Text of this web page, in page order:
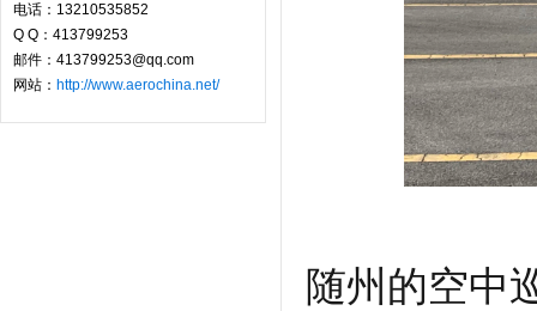
电话：13210535852
Q Q：413799253
邮件：413799253@qq.com
网站： http://www.aerochina.net/
随州的空中